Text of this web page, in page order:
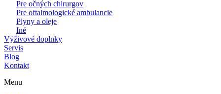
Pre očných chirurgov
Pre oftalmologické ambulancie
Plyny a oleje
Iné
Výživové doplnky
Servis
Blog
Kontakt
Menu